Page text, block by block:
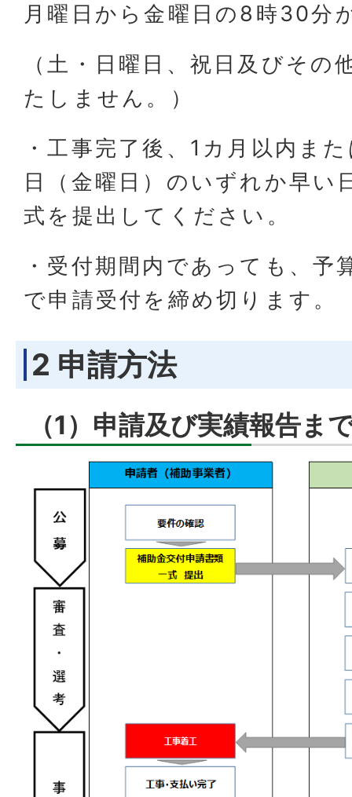
月曜日から金曜日の8時30分
（土・日曜日、祝日及びその
たしません。）
・工事完了後、1カ月以内ま
日（金曜日）のいずれか早い
式を提出してください。
・受付期間内であっても、予
で申請受付を締め切ります。
2 申請方法
（1）申請及び実績報告ま